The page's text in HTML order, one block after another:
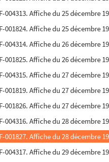
004313. Affiche du 25 décembre
001824. Affiche du 25 décembre
004314. Affiche du 26 décembre
001825. Affiche du 26 décembre
004315. Affiche du 27 décembre
001819. Affiche du 27 décembre
001826. Affiche du 27 décembre
004316. Affiche du 28 décembre
001827. Affiche du 28 décembre
004317. Affiche du 29 décembre